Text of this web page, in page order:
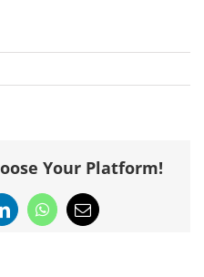
Your Platform!
LinkedInWhatsApp
Email